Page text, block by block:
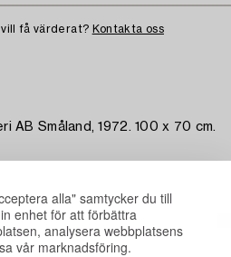
alla" samtycker du till
enhet för att förbättra
analysera webbplatsens
vår marknadsföring.
få värderat? Kontakta oss
AB Småland, 1972. 100 x 70 cm.